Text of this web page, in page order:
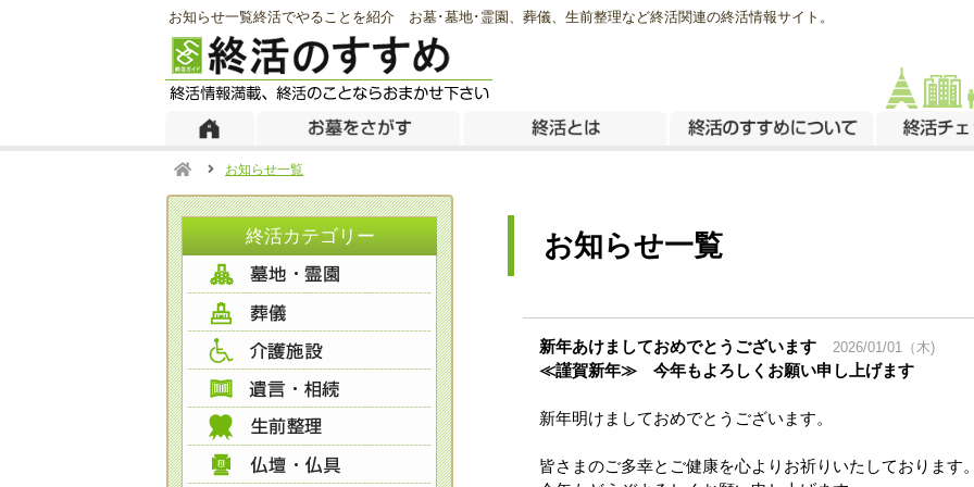
お知らせ一覧終活でやることを紹介 お墓･墓地･霊園、葬儀、生前整理など終活関連の終活情報サイト。
お知らせ一覧
お知らせ一覧
新年あけましておめでとうございます 2026/01/01（木)
≪謹賀新年≫ 今年もよろしくお願い申し上げます
新年明けましておめでとうございます。
皆さまのご多幸とご健康を心よりお祈りいたしております
終活カテゴリー